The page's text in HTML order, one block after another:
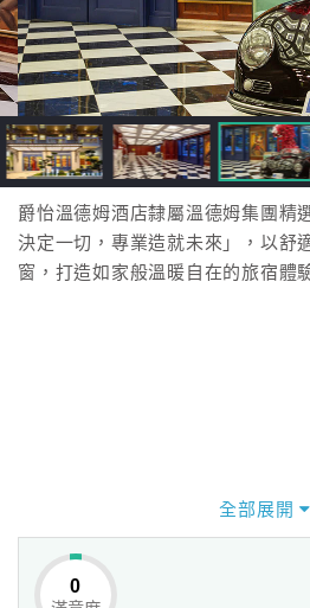
爵怡溫德姆酒店隸屬溫德姆集團精
決定一切，專業造就未來」，以舒
窗，打造如家般溫暖自在的旅宿體
全部展開
0